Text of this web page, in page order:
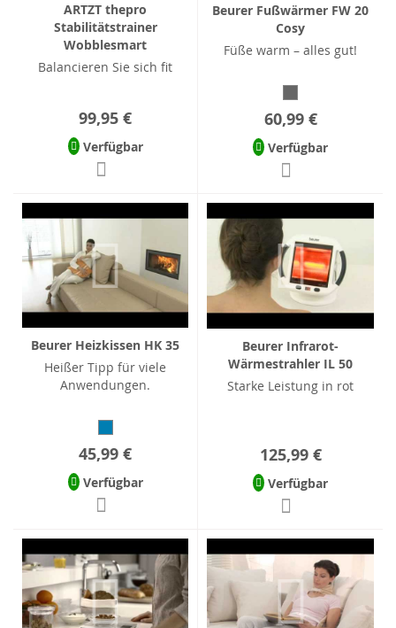
ARTZT thepro
Stabilitätstrainer
Wobblesmart
Balancieren Sie sich fit
99,95 €
Verfügbar
Beurer Fußwärmer FW 20
Cosy
Füße warm – alles gut!
60,99 €
Verfügbar
Beurer Heizkissen HK 35
Heißer Tipp für viele
Anwendungen.
45,99 €
Verfügbar
Beurer Infrarot-
Wärmestrahler IL 50
Starke Leistung in rot
125,99 €
Verfügbar